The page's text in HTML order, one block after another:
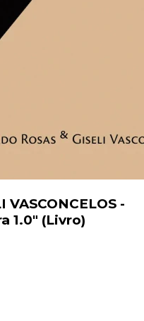
VASCONCELOS -
1.0" (Livro)